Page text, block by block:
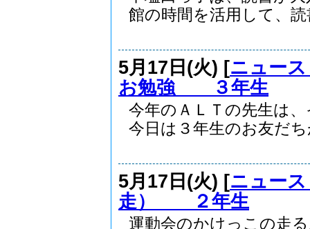
館の時間を活用して、読
5月17日(火) [ニュー
お勉強 ３年生
今年のＡＬＴの先生は
今日は３年生のお友だ
5月17日(火) [ニュー
走） ２年生
運動会のかけっこの走